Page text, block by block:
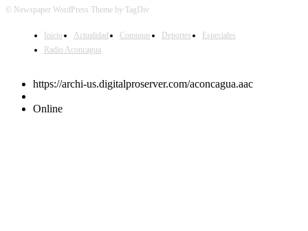
© Newspaper WordPress Theme by TagDiv
Inicio Actualidad Comunas Deportes
Especiales
Radio Aconcagua
https://archi-us.digitalproserver.com/aconcagua.aac
Online